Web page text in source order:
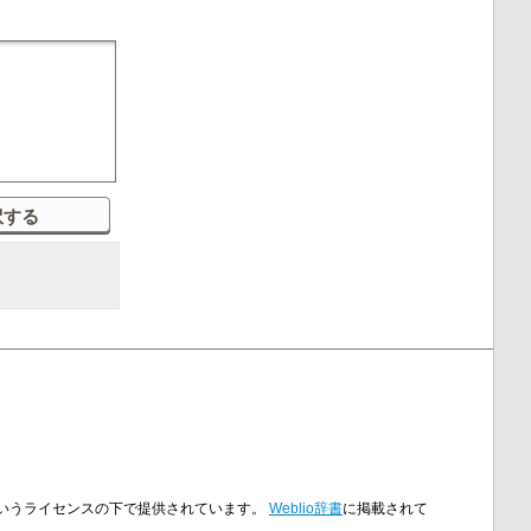
ライセンスの下で提供されています。 Weblio辞書に掲載されて